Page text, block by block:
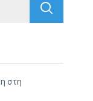
Search
στη